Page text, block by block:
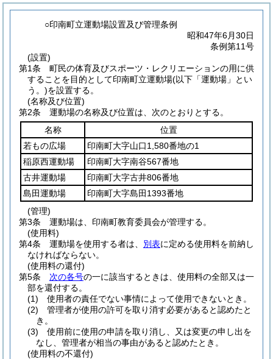
○印南町立運動場設置及び管理条例
昭和47年6月30日
条例第11号
(設置)
第1条
町民の体育及びスポーツ・レクリエーションの用に供
することを目的として印南町立運動場(以下「運動場」とい
う。)を設置する。
(名称及び位置)
第2条
運動場の名称及び位置は、次のとおりとする。
名称
位置
若もの広場
印南町大字山口1,580番地の1
稲原西運動場
印南町大字南谷567番地
古井運動場
印南町大字古井806番地
島田運動場
印南町大字島田1393番地
(管理)
第3条
運動場は、印南町教育委員会が管理する。
(使用料)
第4条
運動場を使用する者は、 別表に定める使用料を前納し
なければならない。
(使用料の還付)
第5条
次の各号の一に該当するときは、使用料の全部又は一
部を還付する。
(1)
使用者の責任でない事情によって使用できないとき。
(2)
管理者が使用の許可を取り消す必要があると認めたと
き。
(3)
使用前に使用の申請を取り消し、又は変更の申し出を
なし、管理者が相当の事由があると認めたとき。
(使用料の不還付)